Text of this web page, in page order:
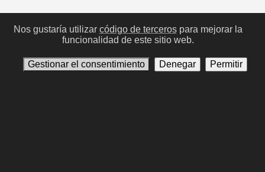
Nos gustaría utilizar código de tercerospara mejorar la
funcionalidad de este sitio web.
Gestionar el consentimiento Denegar Permitir